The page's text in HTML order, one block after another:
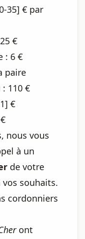
35] € par
€
: 6 €
paire
110 €
€
nous vous
à un
de votre
souhaits.
cordonniers
ont